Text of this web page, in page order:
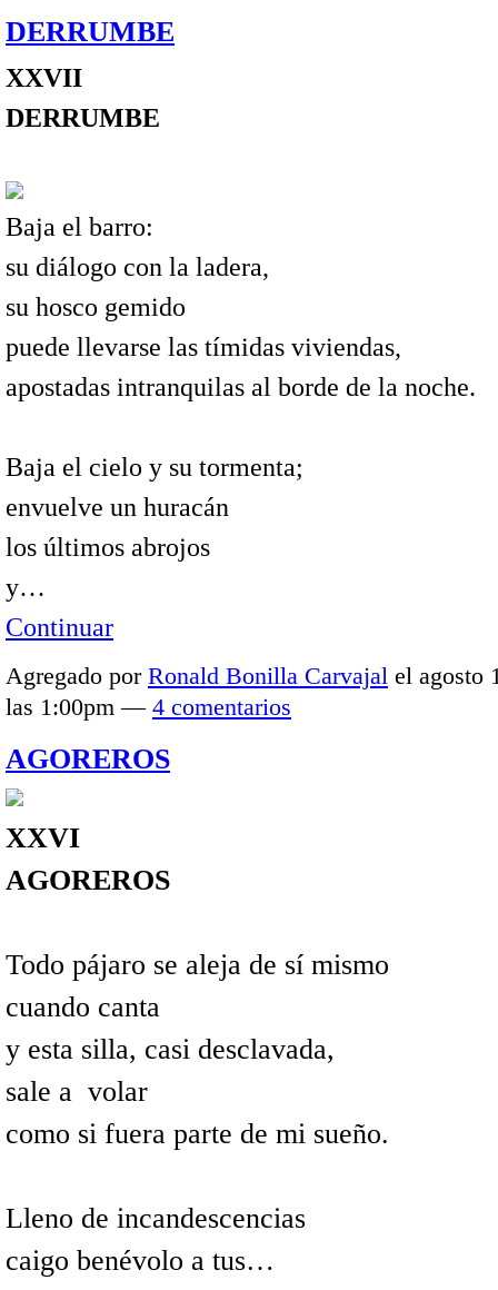
DERRUMBE
XXVII
DERRUMBE
Baja el barro:
su diálogo con la ladera,
su hosco gemido
puede llevarse las tímidas viviendas,
apostadas intranquilas al borde de la noche.
Baja el cielo y su tormenta;
envuelve un huracán
los últimos abrojos
y…
Continuar
Agregado por Ronald Bonilla Carvajal el agosto
las 1:00pm — 4 comentarios
AGOREROS
XXVI
AGOREROS
Todo pájaro se aleja de sí mismo
cuando canta
y esta silla, casi desclavada,
sale a volar
como si fuera parte de mi sueño.
Lleno de incandescencias
caigo benévolo a tus…